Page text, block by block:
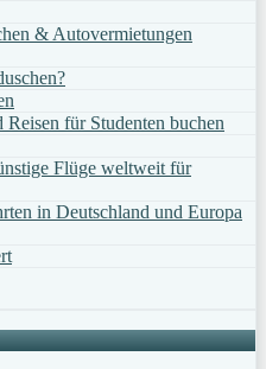
& Autovermietungen
für Studenten buchen
Flüge weltweit für
in Deutschland und Europa